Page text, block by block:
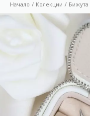
Начало Колекции Бижута